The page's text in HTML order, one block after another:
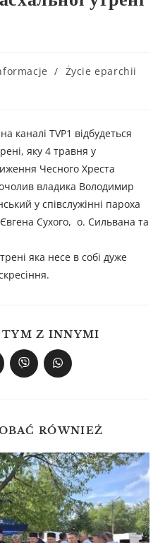
/ Życie eparchii
каналі TVP1 відбудеться
яку 4 травня у
Чесного Хреста
владика Володимир
у співслужінні пароха
Сухого, о. Сильвана та
яка несе в собі дуже
TYM Z INNYMI
RÓWNIEŻ